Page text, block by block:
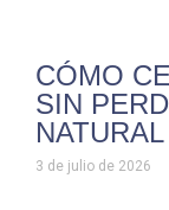
CÓMO
SIN
NATURAL
3 de julio de 2026